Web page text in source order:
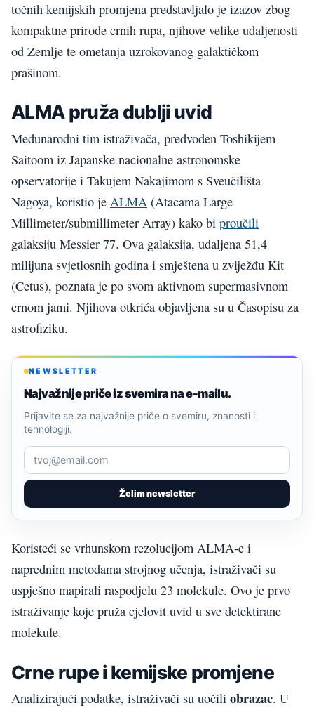
točnih kemijskih promjena predstavljalo je izazov zbog
kompaktne prirode crnih rupa, njihove velike udaljenosti
od Zemlje te ometanja uzrokovanog galaktičkom
prašinom.
ALMA pruža dublji uvid
Međunarodni tim istraživača, predvođen Toshikijem
Saitoom iz Japanske nacionalne astronomske
opservatorije i Takujem Nakajimom s Sveučilišta
Nagoya, koristio je ALMA (Atacama Large
Millimeter/submillimeter Array) kako bi proučili
galaksiju Messier 77. Ova galaksija, udaljena 51,4
milijuna svjetlosnih godina i smještena u zviježđu Kit
(Cetus), poznata je po svom aktivnom supermasivnom
crnom jami. Njihova otkrića objavljena su u Časopisu za
astrofiziku.
NEWSLETTER
Najvažnije priče iz svemira na e-mailu.
Želim newsletter
Prijavite se za najvažnije priče o svemiru, znanosti i
tehnologiji.
Koristeći se vrhunskom rezolucijom ALMA-e i
naprednim metodama strojnog učenja, istraživači su
uspješno mapirali raspodjelu 23 molekule. Ovo je prvo
istraživanje koje pruža cjelovit uvid u sve detektirane
molekule.
Crne rupe i kemijske promjene
Analizirajući podatke, istraživači su uočili obrazac. U